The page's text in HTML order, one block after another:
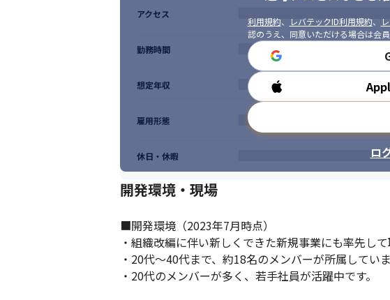
利用規約、 レバテックID利用規約、
認のうえ、同意いただける場合は会
ロ
アクセス
勤務時間
想定年収
雇用形態
休日・休暇
開発環境・現場
■開発環境（2023年7月時点）
・組織改編に伴い新しくできた新規事業にも率先し
・20代～40代まで、約18名のメンバーが所属していま
・20代のメンバーが多く、若手社員が活躍中です。